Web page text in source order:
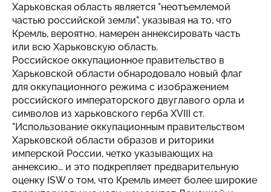
Харьковская область является "неотъемлемой
частью российской земли", указывая на то, что
Кремль, вероятно, намерен аннексировать часть
или всю Харьковскую область.
Российское оккупационное правительство в
Харьковской области обнародовало новый флаг
для оккупационного режима с изображением
российского императорского двуглавого орла и
символов из харьковского герба XVIII ст.
"Использование оккупационным правительством
Харьковской области образов и риторики
имперской России, четко указывающих на
аннексию… и это подкрепляет предварительную
оценку ISW о том, что Кремль имеет более широкие